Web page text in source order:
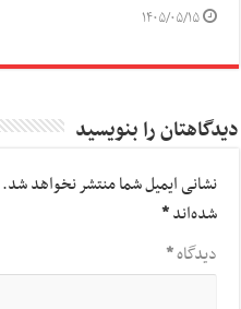
۱۴۰۵/۰۵/۱۵
دیدگاهتان را بنویسید
نشانی ایمیل شما منتشر نخواهد شد.
شده‌اند*
دیدگاه*